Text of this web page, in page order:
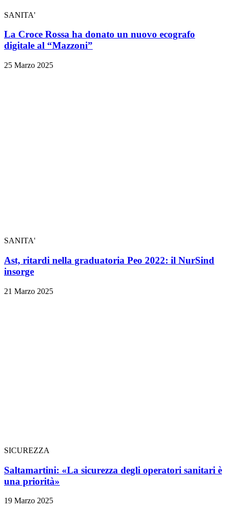
SANITA'
La Croce Rossa ha donato un nuovo ecografo
digitale al “Mazzoni”
25 Marzo 2025
SANITA'
Ast, ritardi nella graduatoria Peo 2022: il NurSind
insorge
21 Marzo 2025
SICUREZZA
Saltamartini: «La sicurezza degli operatori sanitari è
una priorità»
19 Marzo 2025